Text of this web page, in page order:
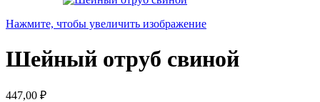
Нажмите, чтобы увеличить изображение
Шейный отруб свиной
447,00 ₽